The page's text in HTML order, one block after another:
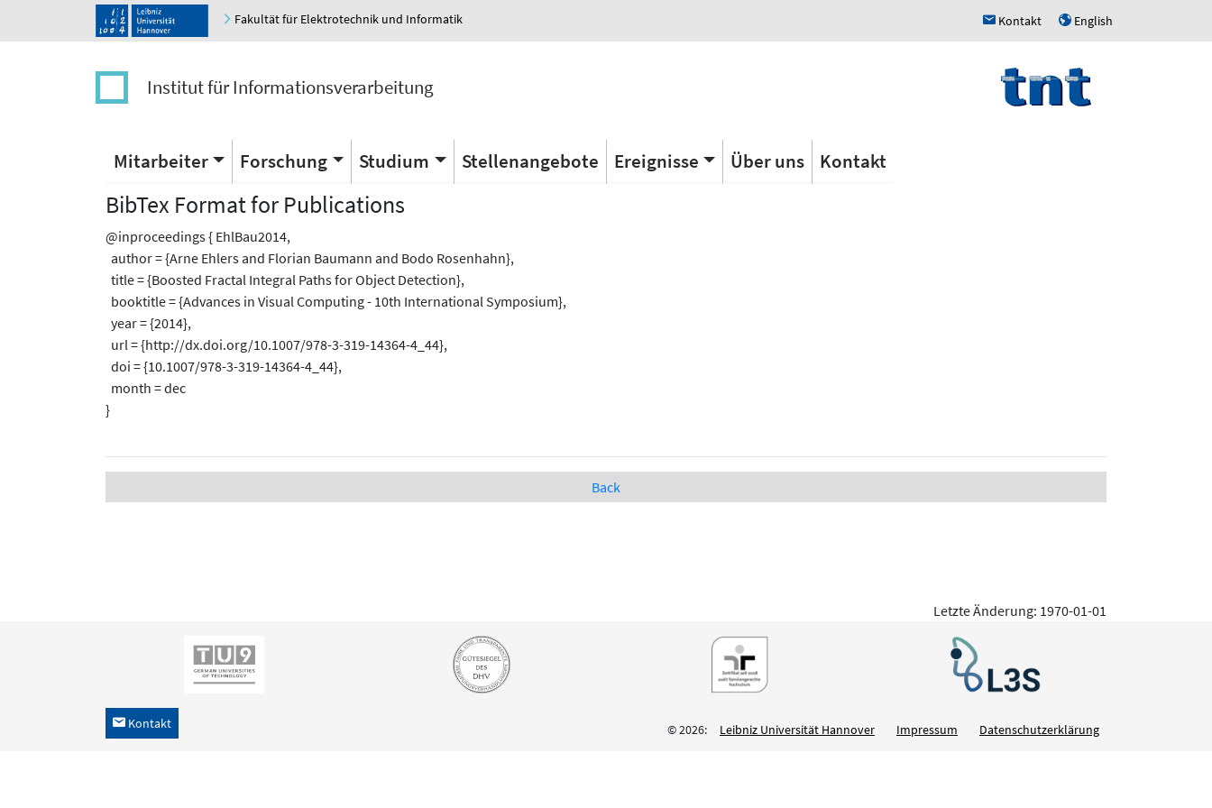
Fakultät für Elektrotechnik und Informatik h Kontakt u English
Institut für Informationsverarbeitung
Mitarbeiter Forschung Studium Stellenangebote Ereignisse Über uns Kontakt
BibTex Format for Publications
@inproceedings { EhlBau2014,
author = {Arne Ehlers and Florian Baumann and Bodo Rosenhahn},
title = {Boosted Fractal Integral Paths for Object Detection},
booktitle = {Advances in Visual Computing - 10th International Symposium},
year = {2014},
url = {http://dx.doi.org/10.1007/978-3-319-14364-4_44},
doi = {10.1007/978-3-319-14364-4_44},
month = dec
}
Back
Letzte Änderung: 1970-01-01
h Kontakt © 2026: Leibniz Universität Hannover Impressum Datenschutzerklärung